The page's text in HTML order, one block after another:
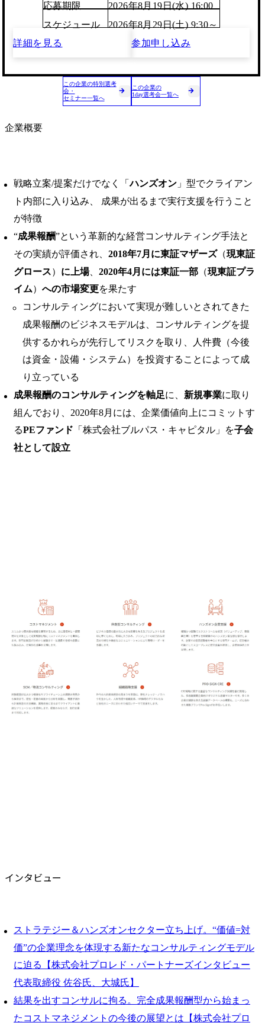
応募期限
2026年8月19日(水) 16:00
スケジュール
2026年8月29日(土) 9:30～
詳細を見る
参加申し込み
この企業の特別選考
会・
セミナー一覧へ
この企業の
1day選考会一覧へ
企業概要
戦略立案/提案だけでなく「ハンズオン 」型でクライアン
ト内部に入り込み、 成果が出るまで実行支援を行うこと
が特徴
“成果報酬”という革新的な経営コンサルティング手法と
その実績が評価され、 2018年7月に東証マザーズ（現東証
グロース） に上場、 2020年4月には東証一部 （現東証プラ
イム） への市場変更を果たす
コンサルティングにおいて実現が難しいとされてきた
成果報酬のビジネスモデルは、コンサルティングを提
供するかれらが先行してリスクを取り、人件費（今後
は資金・設備・システム）を投資することによって成
り立っている
成果報酬のコンサルティングを軸足に、 新規事業に取り
組んでおり、2020年8月には、企業価値向上にコミットす
るPEファンド 「株式会社ブルパス・キャピタル」を子会
社として設立
インタビュー
ストラテジー＆ハンズオンセクター立ち上げ。“価値=対
価”の企業理念を体現する新たなコンサルティングモデル
に迫る【株式会社プロレド・パートナーズインタビュー
代表取締役 佐谷氏、大城氏】
結果を出すコンサルに拘る。完全成果報酬型から始まっ
たコストマネジメントの今後の展望とは【株式会社プロ